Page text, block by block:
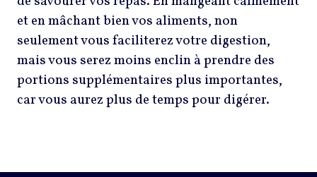
et en mâchant bien vos aliments, non
seulement vous faciliterez votre digestion,
mais vous serez moins enclin à prendre des
portions supplémentaires plus importantes,
car vous aurez plus de temps pour digérer.